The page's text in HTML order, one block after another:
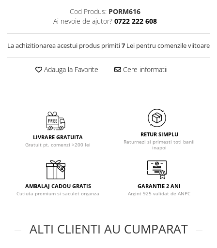
Cod Produs: PORM616
Ai nevoie de ajutor? 0722 222 608
La achizitionarea acestui produs primiti7 Lei pentru comenzile viitoare
Adauga la Favorite Cere informatii
LIVRARE GRATUITA
Gratuit pt. comenzi >200 lei
RETUR SIMPLU
Returnezi si primesti toti banii
inapoi
AMBALAJ CADOU GRATIS
Cutiuta premium si saculet organza
GARANTIE 2 ANI
Argint 925 validat de ANPC
ALTI CLIENTI AU CUMPARAT